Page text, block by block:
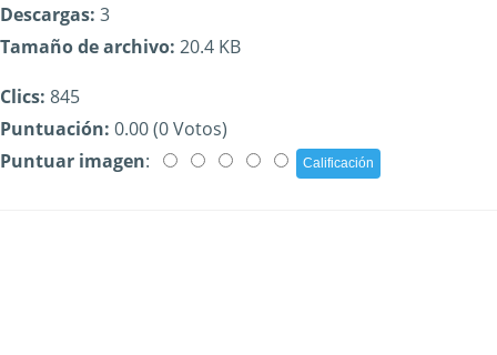
Descargas: 3
Tamaño de archivo: 20.4 KB
Clics: 845
Puntuación: 0.00 (0 Votos)
Puntuar imagen: